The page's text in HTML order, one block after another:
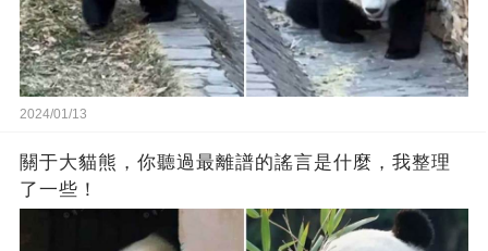
2024/01/13
關于大貓熊，你聽過最離譜的謠言是什麼，我整理
了一些！